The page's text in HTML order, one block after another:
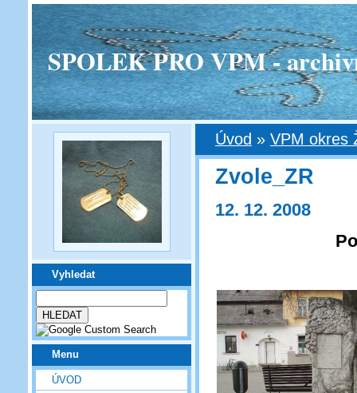
SPOLEK PRO VPM -
Vyhledat
Menu
ÚVOD
Úvod » VPM okres
Zvole_ZR
12. 12. 2008